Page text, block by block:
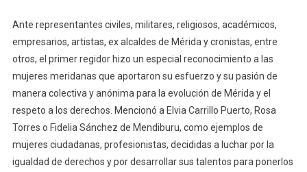
Ante representantes civiles, militares, religiosos, académicos,
empresarios, artistas, ex alcaldes de Mérida y cronistas, entre
otros, el primer regidor hizo un especial reconocimiento a las
mujeres meridanas que aportaron su esfuerzo y su pasión de
manera colectiva y anónima para la evolución de Mérida y el
respeto a los derechos. Mencionó a Elvia Carrillo Puerto, Rosa
Torres o Fidelia Sánchez de Mendiburu, como ejemplos de
mujeres ciudadanas, profesionistas, decididas a luchar por la
igualdad de derechos y por desarrollar sus talentos para ponerlos